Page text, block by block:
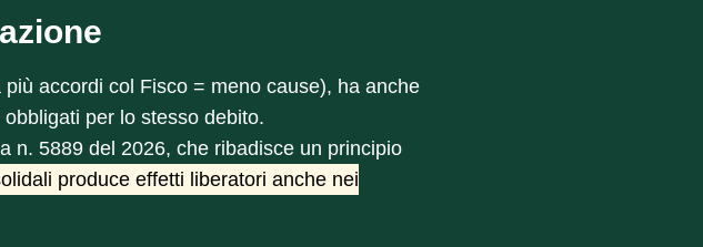
accordi col Fisco = meno cause), ha anche
per lo stesso debito.
n. 5889 del 2026, che ribadisce un principio
produce effetti liberatori anche nei